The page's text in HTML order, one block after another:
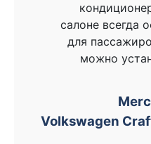
салоне всегда
для
можно
Volkswagen